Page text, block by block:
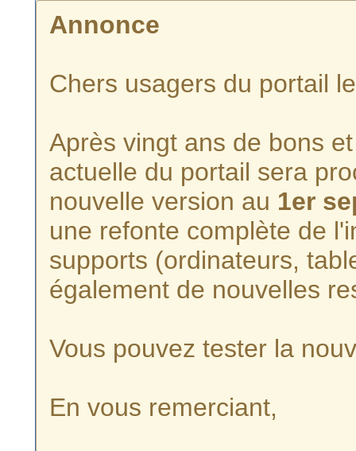
Annonce
Chers usagers du portail
Après vingt ans de bons
actuelle du portail sera
nouvelle version au 1er
une refonte complète de
supports (ordinateurs,
également de nouvelles
Vous pouvez tester la
En vous remerciant,